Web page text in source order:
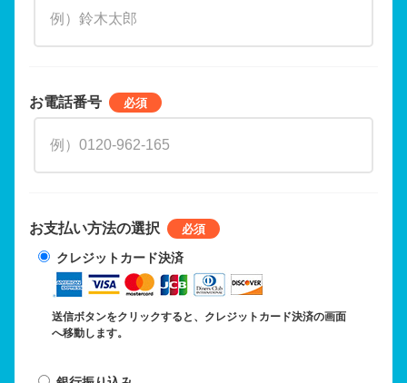
お電話番号
お支払い方法の選択
クレジットカード決済
送信ボタンをクリックすると、クレジットカード決済の画面
へ移動します。